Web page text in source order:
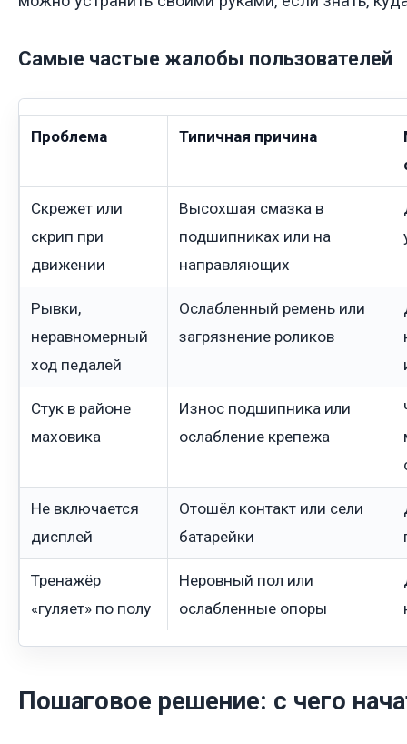
Самые частые жалобы пользователей
Проблема Типичная причина
Скрежет или
скрип при
движении
Высохшая смазка в
подшипниках или на
направляющих
Рывки,
неравномерный
ход педалей
Ослабленный ремень или
загрязнение роликов
Стук в районе
маховика
Износ подшипника или
ослабление крепежа
Не включается
дисплей
Отошёл контакт или сели
батарейки
Тренажёр
«гуляет» по полу
Неровный пол или
ослабленные опоры
Пошаговое решение: с чего